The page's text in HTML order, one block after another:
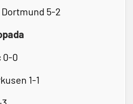
Dortmund 5-2
0-0
1-1